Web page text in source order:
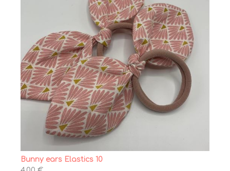
Bunny ears Elastics 10